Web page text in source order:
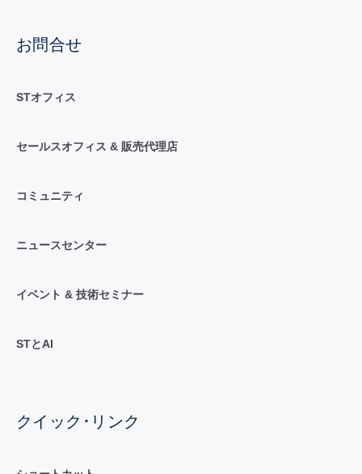
お問合せ
STオフィス
セールスオフィス & 販売代理店
コミュニティ
ニュースセンター
イベント & 技術セミナー
STとAI
クイック･リンク